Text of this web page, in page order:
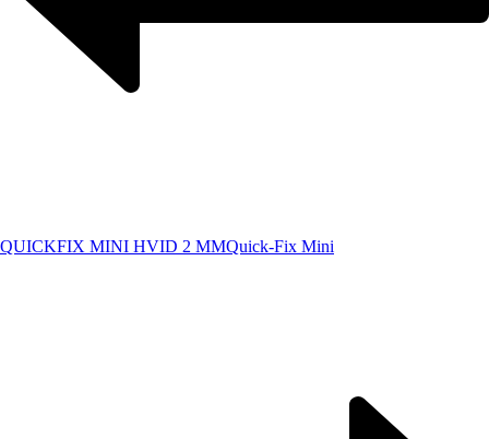
QUICKFIX MINI HVID 2 MMQuick-Fix Mini